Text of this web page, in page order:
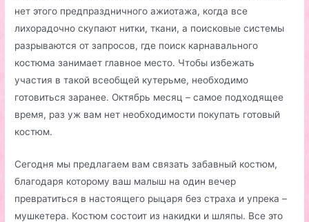
нет этого предпраздничного ажиотажа, когда все
лихорадочно скупают нитки, ткани, а поисковые системы
разрываются от запросов, где поиск карнавального
костюма занимает главное место. Чтобы избежать
участия в такой всеобщей кутерьме, необходимо
готовиться заранее. Октябрь месяц – самое подходящее
время, раз уж вам нет необходимости покупать готовый
костюм.
Сегодня мы предлагаем вам связать забавный костюм,
благодаря которому ваш малыш на один вечер
превратиться в настоящего рыцаря без страха и упрека –
мушкетера. Костюм состоит из накидки и шляпы. Все это